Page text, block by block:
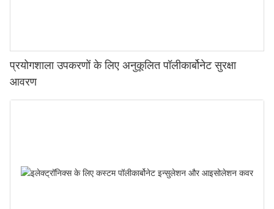
प्रयोगशाला उपकरणों के लिए अनुकूलित पॉलीकार्बोनेट सुरक्षा
आवरण